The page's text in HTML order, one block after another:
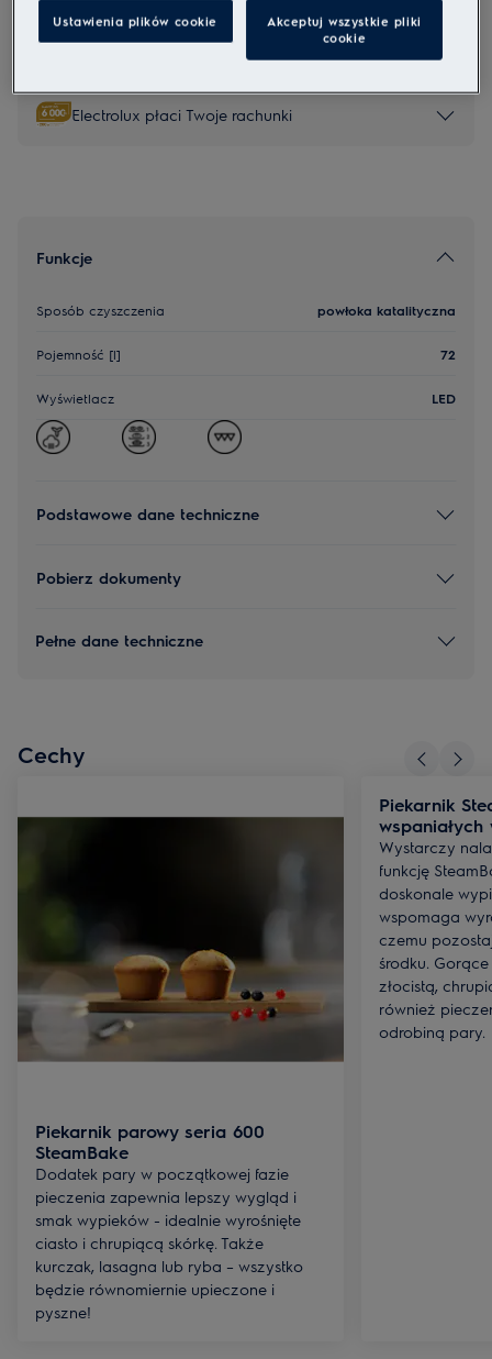
Obejrzyj sprzęt na żywo bez wychodzenia z
Electrolux płaci Twoje rachunki
Funkcje
Sposób czyszczenia powłoka katalityczna
Pojemność [l] 72
Wyświetlacz LED
Podstawowe dane techniczne
Pobierz dokumenty
Pełne dane techniczne
Cechy
Piekarnik parowy seria 600
SteamBake
Dodatek pary w początkowej fazie
pieczenia zapewnia lepszy wygląd i
smak wypieków - idealnie wyrośnięte
ciasto i chrupiącą skórkę. Także
kurczak, lasagna lub ryba – wszystko
będzie równomiernie upieczone i
pyszne!
Piekarnik
wspaniałych
Wystarczy
funkcję
doskonale
wspomaga
czemu
środku.
złocistą,
również
odrobiną pary.
Ustawienia plików cookie Akceptuj wszystkie pliki
cookie